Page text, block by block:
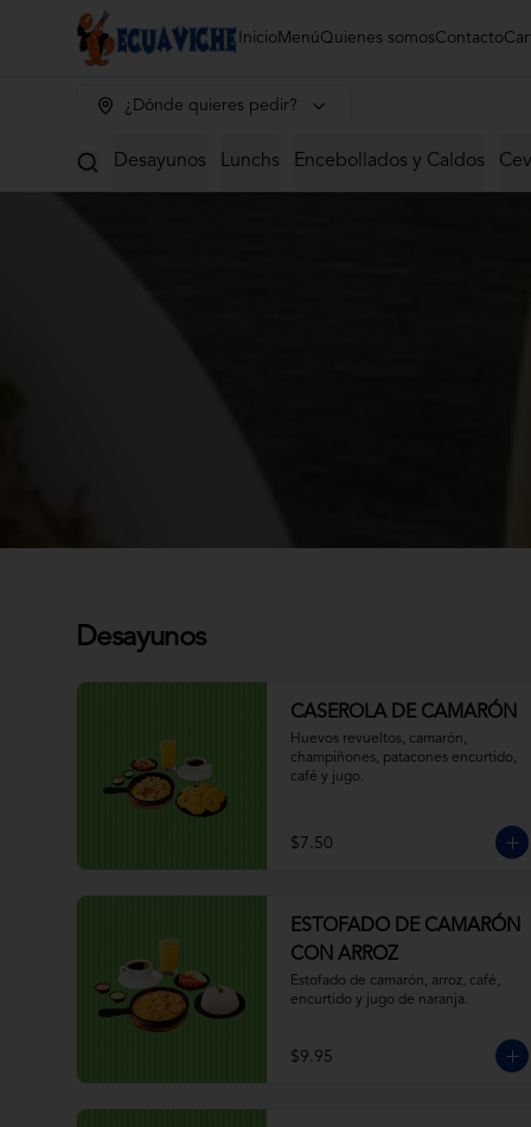
InicioMenúQuienes somosContacto
¿Dónde quieres pedir?
Desayunos Lunchs Encebollados y Caldos
Desayunos
CASEROLA DE CAMARÓN
Huevos revueltos, camarón,
champiñones, patacones encurtido,
café y jugo.
$7.50
ESTOFADO DE CAMARÓN
CON ARROZ
Estofado de camarón, arroz, café,
encurtido y jugo de naranja.
$9.95